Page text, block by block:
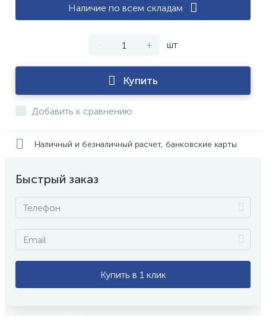
Наличие по всем складам
- + шт
Купить
Добавить к сравнению
Наличный и безналичный расчет, банковские карты
Быстрый заказ
Купить в 1 клик